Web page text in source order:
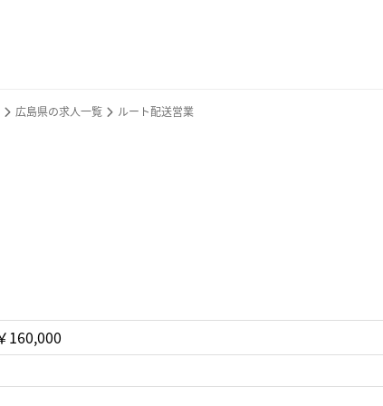
広島県の求人一覧 ルート配送営業
160,000